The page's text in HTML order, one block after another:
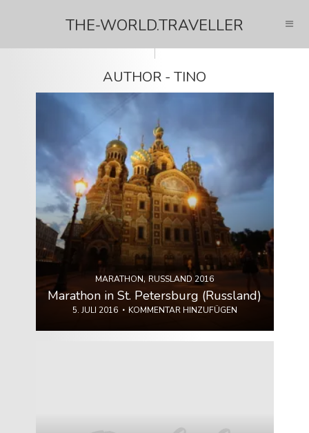
THE-WORLD.TRAVELLER
AUTHOR - TINO
MARATHON, RUSSLAND 2016
Marathon in St. Petersburg (Russland)
5. JULI 2016 KOMMENTAR HINZUFÜGEN